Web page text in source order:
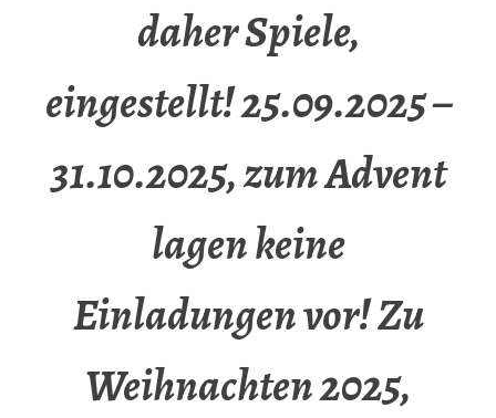
daher Spiele,
eingestellt! 25.09.2025 –
31.10.2025, zum Advent
lagen keine
Einladungen vor! Zu
Weihnachten 2025,